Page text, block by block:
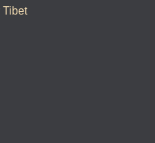
Tibet